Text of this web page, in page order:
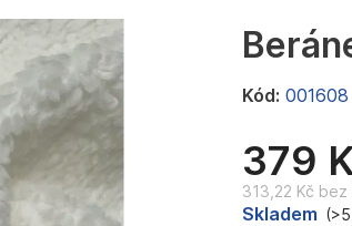
Kód: 001608
379
313,22 Kč bez
Měrná
Skladem
Doporučujeme